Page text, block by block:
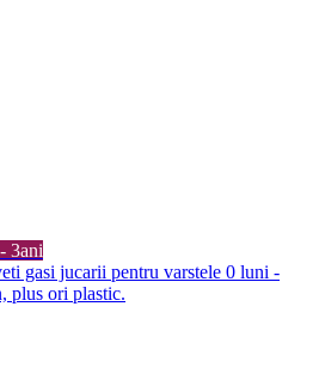
3ani
gasi jucarii pentru varstele 0 luni -
plus ori plastic.